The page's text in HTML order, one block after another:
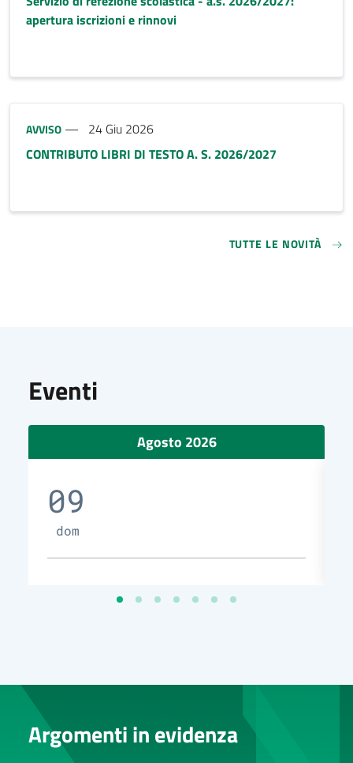
apertura iscrizioni e rinnovi
Tipo notizia:
AVVISO
24 Giu 2026
CONTRIBUTO LIBRI DI TESTO A. S. 2026/2027
TUTTE LE NOVITÀ
Eventi
Agosto 2026
09
dom
Argomenti in evidenza